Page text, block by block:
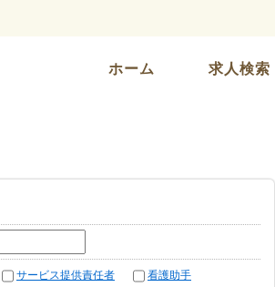
ホーム 求人検索
サービス提供責任者
看護助手